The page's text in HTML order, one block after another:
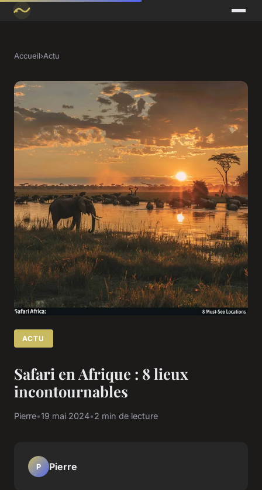
Accueil›Actu
ACTU
Safari en Afrique : 8 lieux
incontournables
Pierre•19 mai 2024•2 min de lecture
P Pierre